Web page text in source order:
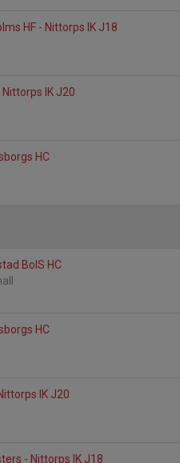
HF - Nittorps IK J18
IK J20
HC
BoIS HC
HC
IK J20
- Nittorps IK J18